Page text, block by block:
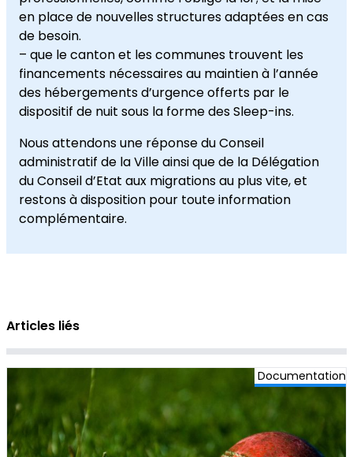
en place de nouvelles structures adaptées en cas
de besoin.
– que le canton et les communes trouvent les
financements nécessaires au maintien à l’année
des hébergements d’urgence offerts par le
dispositif de nuit sous la forme des Sleep-ins.
Nous attendons une réponse du Conseil
administratif de la Ville ainsi que de la Délégation
du Conseil d’Etat aux migrations au plus vite, et
restons à disposition pour toute information
complémentaire.
Articles liés
Documentation